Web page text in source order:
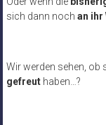
sich dann noch an ihr
Wir werden sehen, ob
gefreuthaben…?